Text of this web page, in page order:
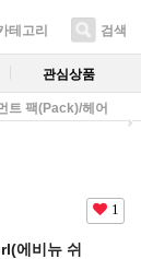
테고리 검색
관심상품
트 팩(Pack)/헤어
1
에비뉴 쉬